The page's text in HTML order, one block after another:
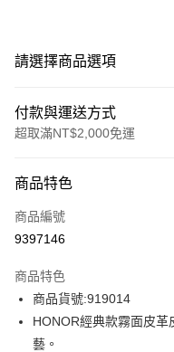
請選擇商品選項
付款與運送方式
超取滿NT$2,000免運
信用卡一次付款
超商取貨付款
Apple Pay
街口支付
商品特色
商品編號
9397146
商品特色
商品貨號:919014
HONOR經典款霧面皮
藝。